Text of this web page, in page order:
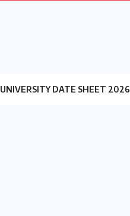
UNIVERSITY DATE SHEET 2026